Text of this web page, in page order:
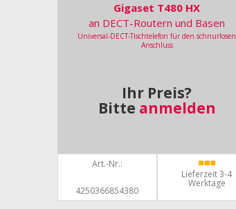
Gigaset T480 HX
an DECT-Routern und Basen
Universal-DECT-Tischtelefon für den schnurlosen
Anschluss
Ihr Preis?
Bitte anmelden
Art.-Nr.:
4250366854380
Lieferzeit 3-4
Werktage